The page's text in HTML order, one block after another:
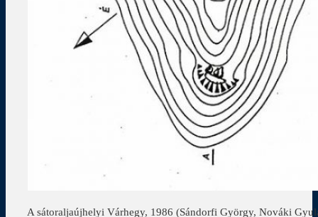
A sátoraljaújhelyi Várhegy, 1986 (Sándorfi György, Nováki